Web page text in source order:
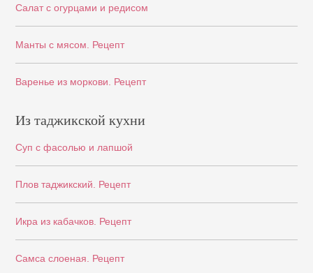
Салат с огурцами и редисом
Манты с мясом. Рецепт
Варенье из моркови. Рецепт
Из таджикской кухни
Суп с фасолью и лапшой
Плов таджикский. Рецепт
Икра из кабачков. Рецепт
Самса слоеная. Рецепт